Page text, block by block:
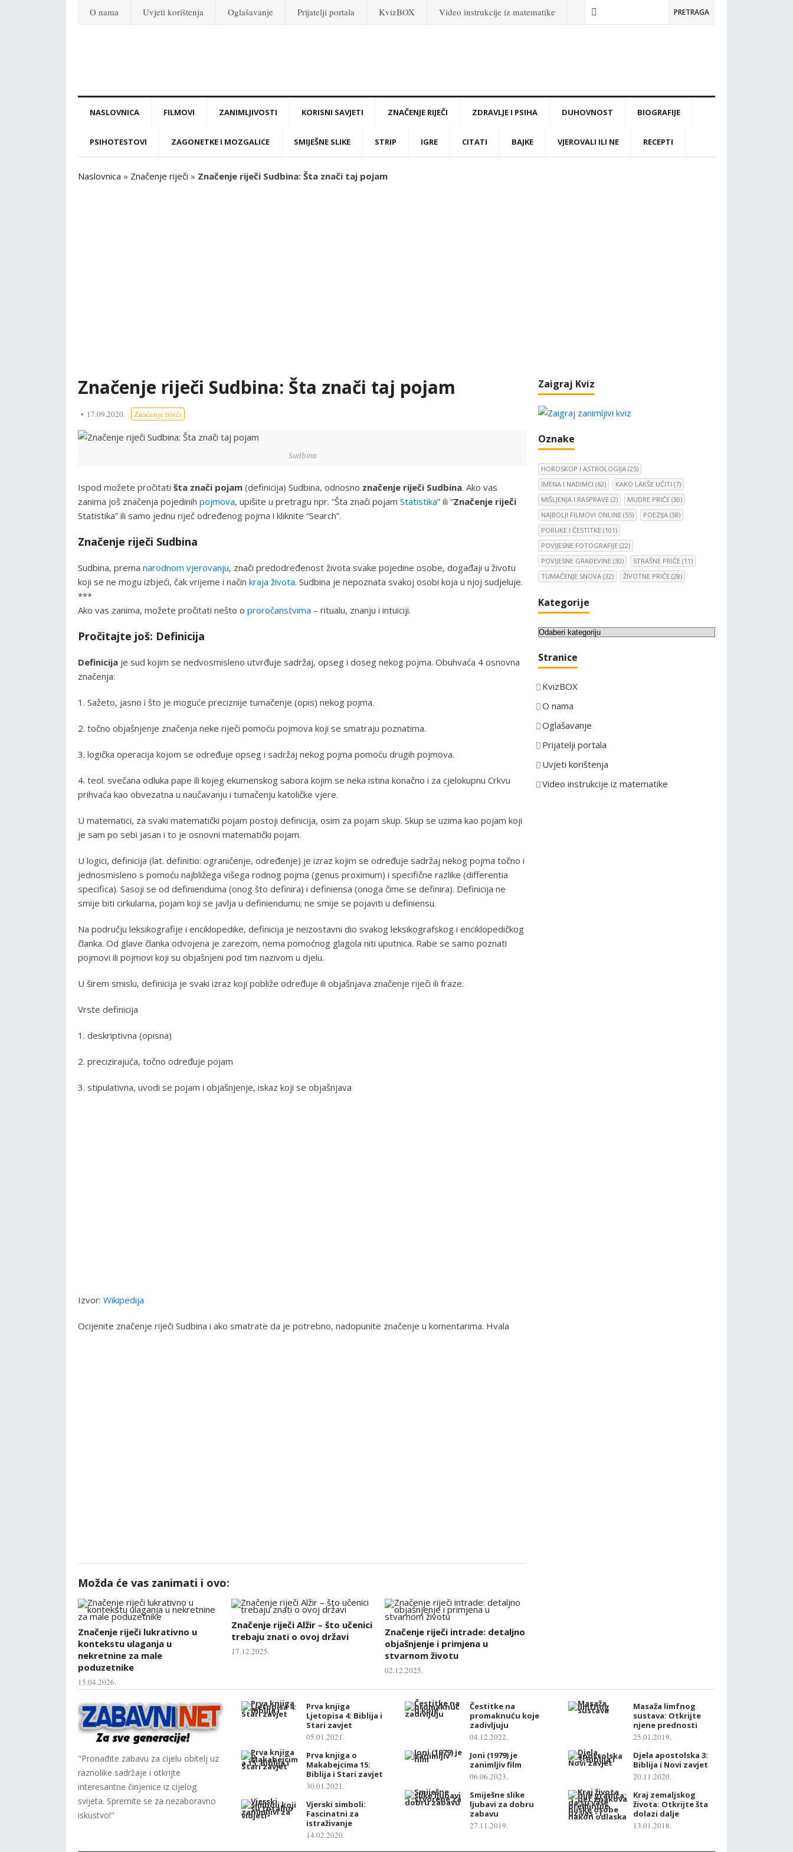
O nama Uvjeti korištenja Oglašavanje Prijatelji portala KvizBOX Video instrukcije iz matematike PRETRAGA
NASLOVNICA FILMOVI ZANIMLJIVOSTI KORISNI SAVJETI ZNAČENJE RIJEČI ZDRAVLJE I PSIHA DUHOVNOST BIOGRAFIJE
PSIHOTESTOVI ZAGONETKE I MOZGALICE SMIJEŠNE SLIKE STRIP IGRE CITATI BAJKE VJEROVALI ILI NE RECEPTI
Naslovnica » Značenje riječi » Značenje riječi Sudbina: Šta znači taj pojam
Značenje riječi Sudbina: Šta znači taj pojam
17.09.2020. Značenje riječi
Sudbina
Ispod možete pročitati šta znači pojam (definicija) Sudbina, odnosno značenje riječi Sudbina. Ako vas
zanima još značenja pojedinih pojmova, upišite u pretragu npr. “Šta znači pojam Statistika” ili “Značenje riječi
Statistika” ili samo jednu riječ određenog pojma i kliknite “Search”.
Značenje riječi Sudbina
Sudbina, prema narodnom vjerovanju, znači predodređenost života svake pojedine osobe, događaji u životu
koji se ne mogu izbjeći, čak vrijeme i način kraja života. Sudbina je nepoznata svakoj osobi koja u njoj sudjeluje.
***
Ako vas zanima, možete pročitati nešto o proročanstvima – ritualu, znanju i intuiciji.
Pročitajte još: Definicija
Definicija je sud kojim se nedvosmisleno utvrđuje sadržaj, opseg i doseg nekog pojma. Obuhvaća 4 osnovna
značenja:
1. Sažeto, jasno i što je moguće preciznije tumačenje (opis) nekog pojma.
2. točno objašnjenje značenja neke riječi pomoću pojmova koji se smatraju poznatima.
3. logička operacija kojom se određuje opseg i sadržaj nekog pojma pomoću drugih pojmova.
4. teol. svečana odluka pape ili kojeg ekumenskog sabora kojim se neka istina konačno i za cjelokupnu Crkvu
prihvaća kao obvezatna u naučavanju i tumačenju katoličke vjere.
U matematici, za svaki matematički pojam postoji definicija, osim za pojam skup. Skup se uzima kao pojam koji
je sam po sebi jasan i to je osnovni matematički pojam.
U logici, definicija (lat. definitio: ograničenje, određenje) je izraz kojim se određuje sadržaj nekog pojma točno i
jednosmisleno s pomoću najbližega višega rodnog pojma (genus proximum) i specifične razlike (differentia
specifica). Sasoji se od definienduma (onog što definira) i definiensa (onoga čime se definira). Definicija ne
smije biti cirkularna, pojam koji se javlja u definiendumu; ne smije se pojaviti u definiensu.
Na području leksikografije i enciklopedike, definicija je neizostavni dio svakog leksikografskog i enciklopedičkog
članka. Od glave članka odvojena je zarezom, nema pomoćnog glagola niti uputnica. Rabe se samo poznati
pojmovi ili pojmovi koji su objašnjeni pod tim nazivom u djelu.
U širem smislu, definicija je svaki izraz koji pobliže određuje ili objašnjava značenje riječi ili fraze.
Vrste definicija
1. deskriptivna (opisna)
2. precizirajuća, točno određuje pojam
3. stipulativna, uvodi se pojam i objašnjenje, iskaz koji se objašnjava
Izvor: Wikipedija
Ocijenite značenje riječi Sudbina i ako smatrate da je potrebno, nadopunite značenje u komentarima. Hvala
Možda će vas zanimati i ovo:
Značenje riječi lukrativno u
kontekstu ulaganja u
nekretnine za male
poduzetnike
15.04.2026.
Značenje riječi Alžir – što učenici
trebaju znati o ovoj državi
17.12.2025.
Značenje riječi intrade: detaljno
objašnjenje i primjena u
stvarnom životu
02.12.2025.
Zaigraj Kviz
Oznake
HOROSKOP I ASTROLOGIJA (25)
IMENA I NADIMCI (62) KAKO LAKŠE UČITI (7)
MIŠLJENJA I RASPRAVE (2) MUDRE PRIČE (30)
NAJBOLJI FILMOVI ONLINE (55) POEZIJA (38)
PORUKE I ČESTITKE (101)
POVIJESNE FOTOGRAFIJE (22)
POVIJESNE GRAĐEVINE (30) STRAŠNE PRIČE (11)
TUMAČENJE SNOVA (32) ŽIVOTNE PRIČE (28)
Kategorije
K
t
g
o
i
j
e
Stranice
KvizBOX
O nama
Oglašavanje
Prijatelji portala
Uvjeti korištenja
Video instrukcije iz matematike
"Pronađite zabavu za cijelu obitelj uz
raznolike sadržaje i otkrijte
interesantne činjenice iz cijelog
svijeta. Spremite se za nezaboravno
iskustvo!"
Prva knjiga
Ljetopisa 4: Biblija i
Stari zavjet
05.01.2021.
Prva knjiga o
Makabejcima 15:
Biblija i Stari zavjet
30.01.2021.
Vjerski simboli:
Fascinatni za
istraživanje
14.02.2020.
Čestitke na
promaknuću koje
zadivljuju
04.12.2022.
Joni (1979) je
zanimljiv film
06.06.2023.
Smiješne slike
ljubavi za dobru
zabavu
27.11.2019.
Masaža limfnog
sustava: Otkrijte
njene prednosti
25.01.2019.
Djela apostolska 3:
Biblija i Novi zavjet
20.11.2020.
Kraj zemaljskog
života: Otkrijte šta
dolazi dalje
13.01.2018.